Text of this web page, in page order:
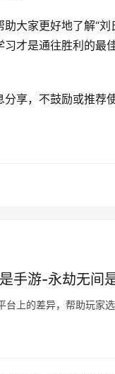
大家更好地了解“
才是通往胜利的最
享，不鼓励或推荐
手游-永劫无间
上的差异，帮助玩家